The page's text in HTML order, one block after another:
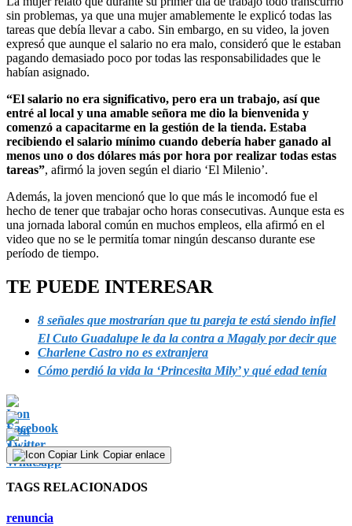
sin problemas, ya que una mujer amablemente le explicó todas las
tareas que debía llevar a cabo. Sin embargo, en su video, la joven
expresó que aunque el salario no era malo, consideró que le estaban
pagando demasiado poco por todas las responsabilidades que le
habían asignado.
“El salario no era significativo, pero era un trabajo, así que
entré al local y una amable señora me dio la bienvenida y
comenzó a capacitarme en la gestión de la tienda. Estaba
recibiendo el salario mínimo cuando debería haber ganado al
menos uno o dos dólares más por hora por realizar todas estas
tareas”, afirmó la joven según el diario ‘El Milenio’.
Además, la joven mencionó que lo que más le incomodó fue el
hecho de tener que trabajar ocho horas consecutivas. Aunque esta es
una jornada laboral común en muchos empleos, ella afirmó en el
video que no se le permitía tomar ningún descanso durante ese
período de tiempo.
TE PUEDE INTERESAR
8 señales que mostrarían que tu pareja te está siendo infiel
El Cuto Guadalupe le da la contra a Magaly por decir que
Charlene Castro no es extranjera
Cómo perdió la vida la ‘Princesita Mily’ y qué edad tenía
Copiar enlace
TAGS RELACIONADOS
renuncia